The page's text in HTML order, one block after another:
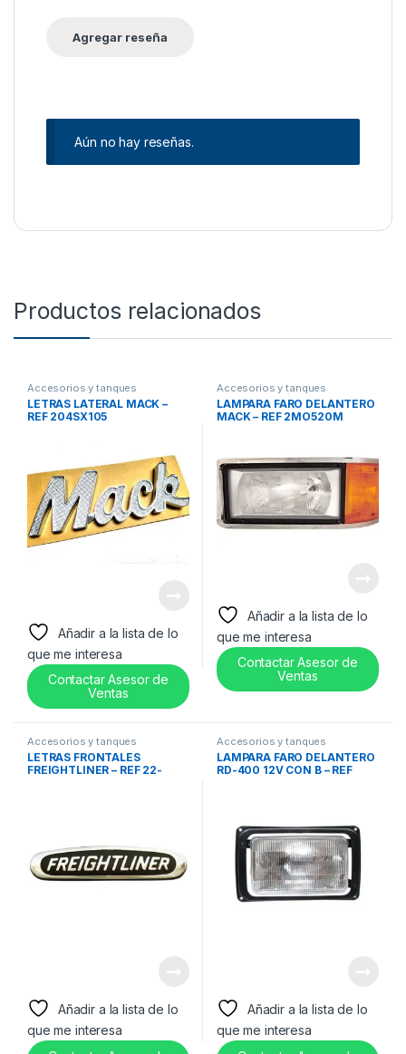
Aún no hay reseñas.
Productos relacionados
Accesorios y tanques
reservorios,Logos
LETRAS LATERAL MACK –
REF 204SX105
Añadir a la lista de lo
que me interesa
Contactar Asesor de
Ventas
Accesorios y tanques
reservorios ,Lámparas frontales
y Bezel
LAMPARA FARO DELANTERO
MACK – REF 2MO520M
Añadir a la lista de lo
que me interesa
Contactar Asesor de
Ventas
Accesorios y tanques
reservorios,Logos
LETRAS FRONTALES
FREIGHTLINER – REF 22-
Añadir a la lista de lo
que me interesa
Accesorios y tanques
reservorios ,Lámparas frontales
y Bezel
LAMPARA FARO DELANTERO
RD-400 12V CON B – REF
Añadir a la lista de lo
que me interesa